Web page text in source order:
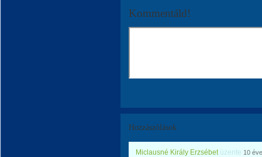
Kommentáld!
Hozzászólások
Miclausné Király Erzsébetüzente 10 éve